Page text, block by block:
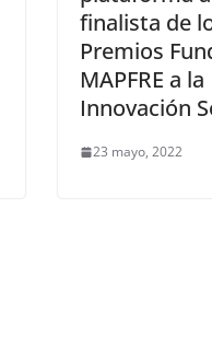
finalista de
Premios
MAPFRE a la
Innovación
23 mayo, 2022